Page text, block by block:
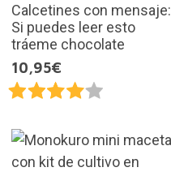
Calcetines con mensaje:
Si puedes leer esto
tráeme chocolate
10,95€